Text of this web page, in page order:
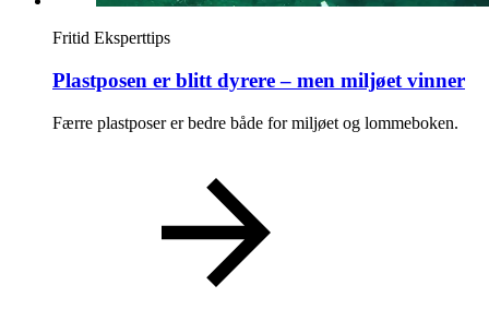
Gavekort
Fritid Eksperttips
Plastposen er blitt dyrere – men miljøet vinner
Færre plastposer er bedre både for miljøet og lommeboken.